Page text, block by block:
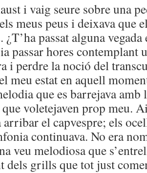
i vaig seure sobre una
meus peus i deixava que
¿T’ha passat alguna
passar hores contemplant
i perdre la noció del
meu estat en aquell
que es barrejava
voletejaven prop meu.
el capvespre; els
continuava. No era
veu melodiosa que
dels grills que tot just